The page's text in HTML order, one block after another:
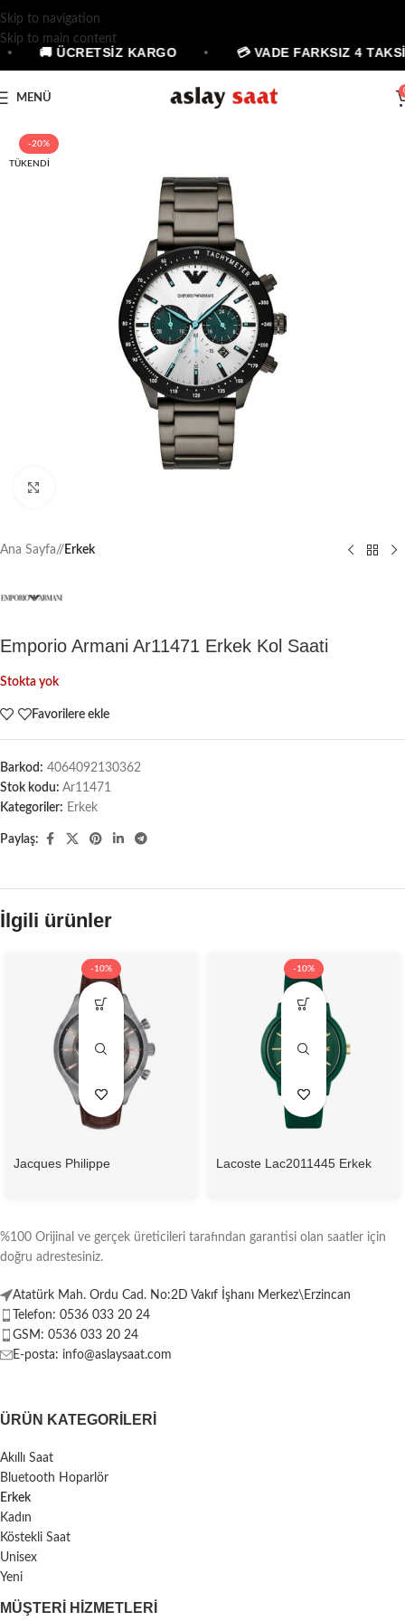
Skip to navigation
Skip to main content
🚚 ÜCRETSİZ KARGO 💳 VADE FARKSIZ 4
MENÜ
-20%
TÜKENDI
Ana Sayfa/ Erkek
Emporio Armani Ar11471 Erkek Kol Saati
Stokta yok
Favorilere ekle
Barkod: 4064092130362
Stok kodu: Ar11471
Kategoriler: Erkek
Paylaş:
İlgili ürünler
-10%
Jacques Philippe
-10%
Lacoste Lac2011445 Erkek
%100 Orijinal ve gerçek üreticileri tarafından garantisi olan saatler için
doğru adrestesiniz.
Atatürk Mah. Ordu Cad. No:2D Vakıf İşhanı Merkez\Erzincan
Telefon: 0536 033 20 24
GSM: 0536 033 20 24
E-posta: info@aslaysaat.com
ÜRÜN KATEGORILERI
Akıllı Saat
Bluetooth Hoparlör
Erkek
Kadın
Köstekli Saat
Unisex
Yeni
MÜŞTERI HIZMETLERI